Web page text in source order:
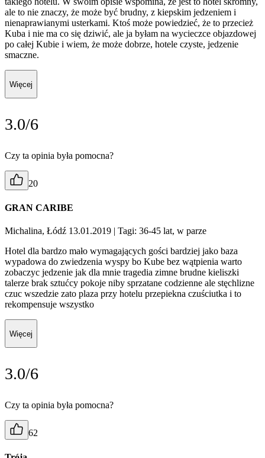
ale to nie znaczy, że może być brudny, z kiepskim jedzeniem i
nienaprawianymi usterkami. Ktoś może powiedzieć, że to przecież
Kuba i nie ma co się dziwić, ale ja byłam na wycieczce objazdowej
po całej Kubie i wiem, że może dobrze, hotele czyste, jedzenie
smaczne.
Więcej
3.0/6
Czy ta opinia była pomocna?
20
GRAN CARIBE
Michalina, Łódź 13.01.2019
| Tagi: 36-45 lat, w parze
Hotel dla bardzo mało wymagających gości bardziej jako baza
wypadowa do zwiedzenia wyspy bo Kube bez wątpienia warto
zobaczyc jedzenie jak dla mnie tragedia zimne brudne kieliszki
talerze brak sztućcy pokoje niby sprzatane codzienne ale stęchlizne
czuc wszedzie zato plaza przy hotelu przepiekna czuściutka i to
rekompensuje wszystko
Więcej
3.0/6
Czy ta opinia była pomocna?
62